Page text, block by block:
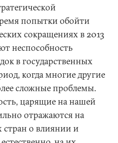
попытки обойти
сокращениях в 2013
неспособность
в государственных
когда многие другие
сложные проблемы.
царящие на нашей
отражаются на
стран о влиянии и